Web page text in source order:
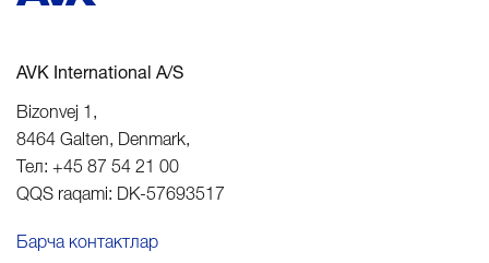
AVK International A/S
Bizonvej 1,
8464Galten, Denmark,
Тел:+45 87 54 21 00
QQS raqami: DK-57693517
Барча контактлар